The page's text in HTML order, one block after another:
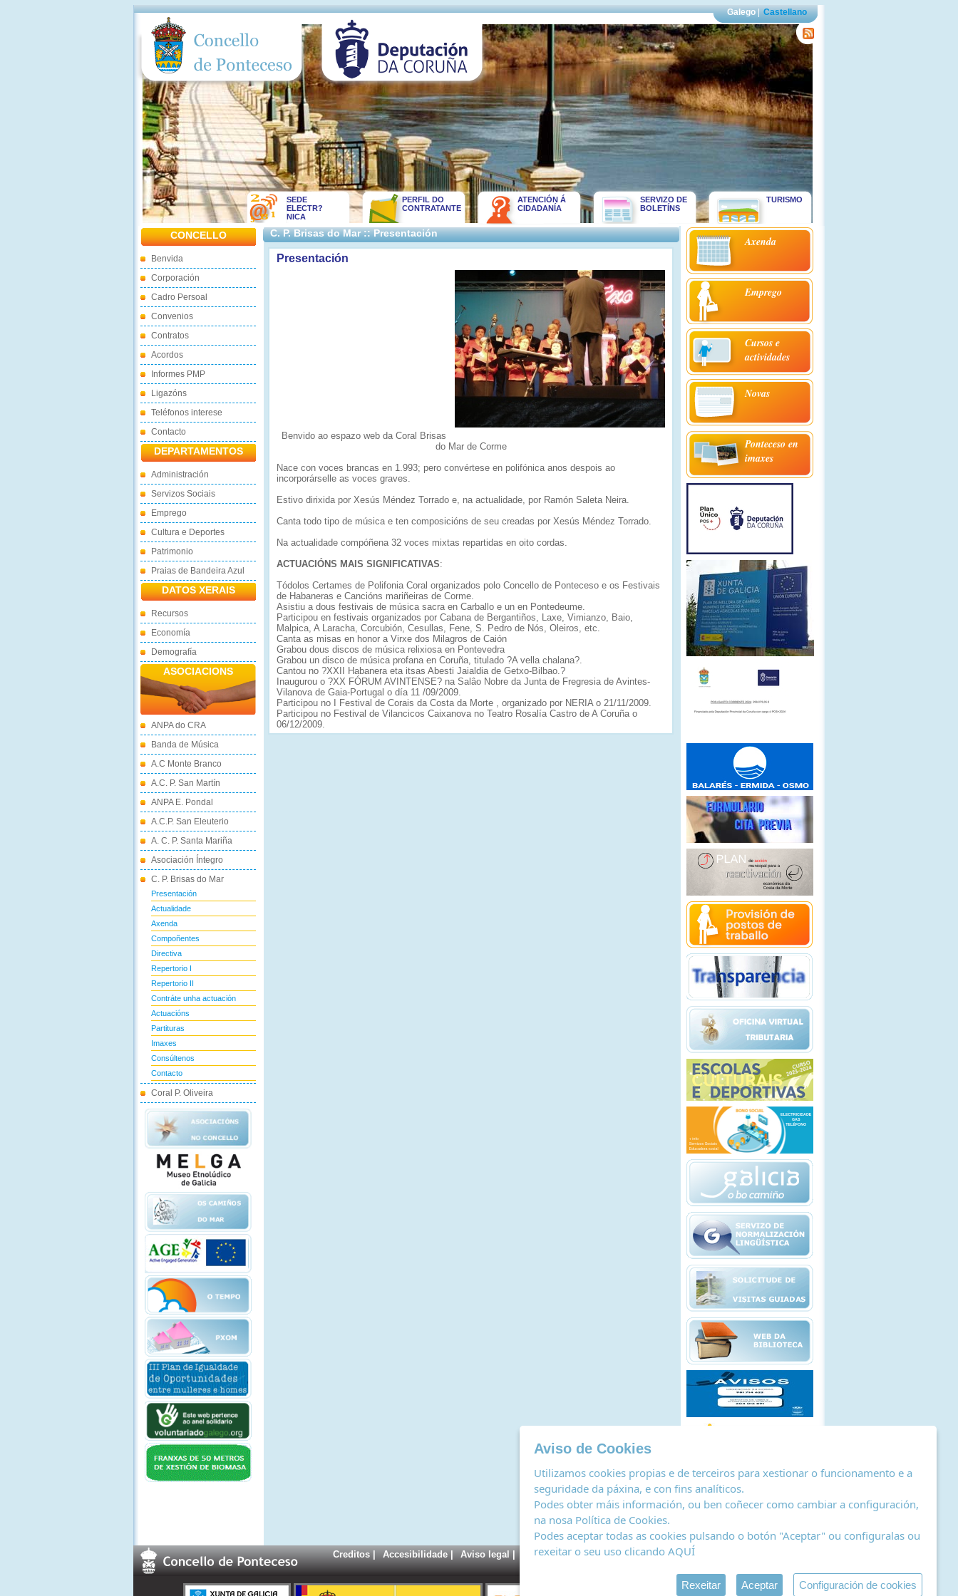
Galego| Castellano
SEDE
ELECTR?
NICA
PERFIL DO
CONTRATANTE
ATENCIÓN Á
CIDADANÍA
SERVIZO DE
BOLETÍNS
TURISMO
CONCELLO
Benvida
Corporación
Cadro Persoal
Convenios
Contratos
Acordos
Informes PMP
Ligazóns
Teléfonos interese
Contacto
DEPARTAMENTOS
Administración
Servizos Sociais
Emprego
Cultura e Deportes
Patrimonio
Praias de Bandeira Azul
DATOS XERAIS
Recursos
Economía
Demografía
ASOCIACIONS
ANPA do CRA
Banda de Música
A.C Monte Branco
A.C. P. San Martín
ANPA E. Pondal
A.C.P. San Eleuterio
A. C. P. Santa Mariña
Asociación Íntegro
C. P. Brisas do Mar
Presentación
Actualidade
Axenda
Compoñentes
Directiva
Repertorio I
Repertorio II
Contráte unha actuación
Actuacións
Partituras
Imaxes
Consúltenos
Contacto
Coral P. Oliveira
C. P. Brisas do Mar :: Presentación
Presentación
Benvido ao espazo web da Coral Brisas
do Mar de Corme
Nace con voces brancas en 1.993; pero convértese en polifónica anos despois ao
incorporárselle as voces graves.
Estivo dirixida por Xesús Méndez Torrado e, na actualidade, por Ramón Saleta Neira.
Canta todo tipo de música e ten composicións de seu creadas por Xesús Méndez Torrado.
Na actualidade compóñena 32 voces mixtas repartidas en oito cordas.
ACTUACIÓNS MAIS SIGNIFICATIVAS:
Tódolos Certames de Polifonia Coral organizados polo Concello de Ponteceso e os Festivais
de Habaneras e Cancións mariñeiras de Corme.
Asistiu a dous festivais de música sacra en Carballo e un en Pontedeume.
Participou en festivais organizados por Cabana de Bergantiños, Laxe, Vimianzo, Baio,
Malpica, A Laracha, Corcubión, Cesullas, Fene, S. Pedro de Nós, Oleiros, etc.
Canta as misas en honor a Virxe dos Milagros de Caión
Grabou dous discos de música relixiosa en Pontevedra
Grabou un disco de música profana en Coruña, titulado ?A vella chalana?.
Cantou no ?XXII Habanera eta itsas Abesti Jaialdia de Getxo-Bilbao.?
Inaugurou o ?XX FÓRUM AVINTENSE? na Salâo Nobre da Junta de Fregresia de Avintes-
Vilanova de Gaia-Portugal o día 11 /09/2009.
Participou no I Festival de Corais da Costa da Morte , organizado por NERIA o 21/11/2009.
Participou no Festival de Vilancicos Caixanova no Teatro Rosalía Castro de A Coruña o
06/12/2009.
Axenda
Emprego
Cursos e
actividades
Novas
Ponteceso en
imaxes
Creditos| Accesibilidade| Aviso legal| Política de cookies| Rexistro de actividades de tratamento
Aviso de Cookies
Utilizamos cookies propias e de terceiros para xestionar o funcionamento e a
seguridade da páxina, e con fins analíticos.
Podes obter máis información, ou ben coñecer como cambiar a configuración,
na nosa Política de Cookies.
Podes aceptar todas as cookies pulsando o botón "Aceptar" ou configuralas ou
rexeitar o seu uso clicando AQUÍ
Rexeitar Aceptar Configuración de cookies